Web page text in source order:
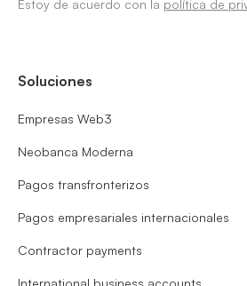
Estoy de acuerdo con la política de
Soluciones
Empresas Web3
Neobanca Moderna
Pagos transfronterizos
Pagos empresariales internacionales
Contractor payments
International business accounts